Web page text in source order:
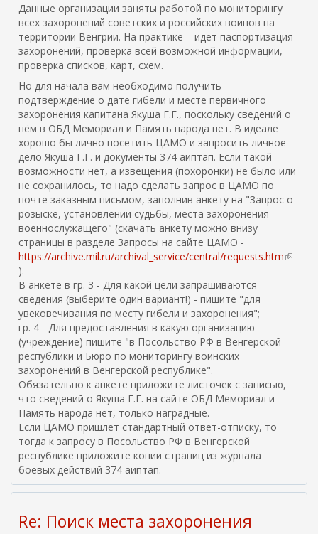
в
к
и
e
a
i
l
)
с
с
ы
л
а
)
н
е
ш
н
я
я
с
с
ы
л
к
а
)
Данные организации заняты работой по мониторингу
всех захоронений советских и российских воинов на
территории Венгрии. На практике – идет паспортизация
захоронений, проверка всей возможной информации,
проверка списков, карт, схем.
Но для начала вам необходимо получить
подтверждение о дате гибели и месте первичного
захоронения капитана Якуша Г.Г., поскольку сведений о
нём в ОБД Мемориал и Память народа нет. В идеале
хорошо бы лично посетить ЦАМО и запросить личное
дело Якуша Г.Г. и документы 374 аиптап. Если такой
возможности нет, а извещения (похоронки) не было или
не сохранилось, то надо сделать запрос в ЦАМО по
почте заказным письмом, заполнив анкету на "Запрос о
розыске, установлении судьбы, места захоронения
военнослужащего" (скачать анкету можно внизу
страницы в разделе Запросы на сайте ЦАМО -
https://archive.mil.ru/archival_service/central/requests.htm(
с
).
В анкете в гр. 3 - Для какой цели запрашиваются
сведения (выберите один вариант!) - пишите "для
увековечивания по месту гибели и захоронения";
гр. 4 - Для предоставления в какую организацию
(учреждение) пишите "в Посольство РФ в Венгерской
республики и Бюро по мониторингу воинских
захоронений в Венгерской республике".
Обязательно к анкете приложите листочек с записью,
что сведений о Якуша Г.Г. на сайте ОБД Мемориал и
Память народа нет, только наградные.
Если ЦАМО пришлёт стандартный ответ-отписку, то
тогда к запросу в Посольство РФ в Венгерской
республике приложите копии страниц из журнала
боевых действий 374 аиптап.
Re: Поиск места захоронения